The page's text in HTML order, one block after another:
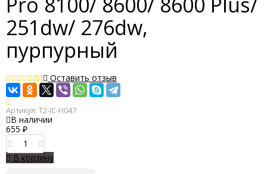
251dw/ 276dw,
пурпурный
(0) Оставить отзыв
Артикул: T2-IC-H047
В наличии
655 ₽
В корзину